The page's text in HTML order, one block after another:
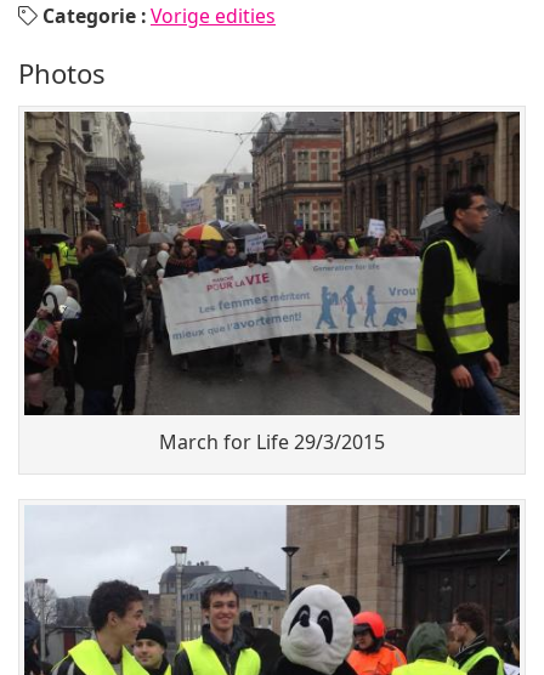
Categorie :Vorige edities
Photos
March for Life 29/3/2015